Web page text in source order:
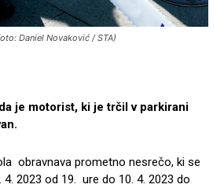
Daniel Novaković / STA)
je motorist, ki je trčil v parkirani
obravnava prometno nesrečo, ki se
2023 od 19. ure do 10. 4. 2023 do